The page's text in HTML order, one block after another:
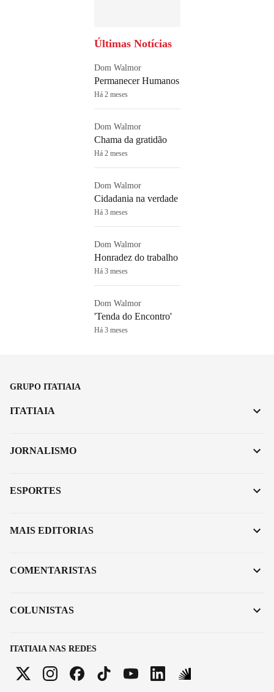
Últimas Notícias
Dom Walmor
Permanecer Humanos
Há 2 meses
Dom Walmor
Chama da gratidão
Há 2 meses
Dom Walmor
Cidadania na verdade
Há 3 meses
Dom Walmor
Honradez do trabalho
Há 3 meses
Dom Walmor
'Tenda do Encontro'
Há 3 meses
GRUPO ITATIAIA
ITATIAIA NAS REDES
ITATIAIA
JORNALISMO
ESPORTES
MAIS EDITORIAS
COMENTARISTAS
COLUNISTAS